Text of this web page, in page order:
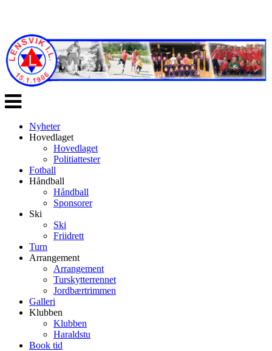
Veksle
navigasjon
Nyheter
Hovedlaget
Hovedlaget
Politiattester
Fotball
Håndball
Håndball
Sponsorer
Ski
Ski
Friidrett
Turn
Arrangement
Arrangement
Turskytterrennet
Jordbærtrimmen
Galleri
Klubben
Klubben
Haraldstu
Book tid